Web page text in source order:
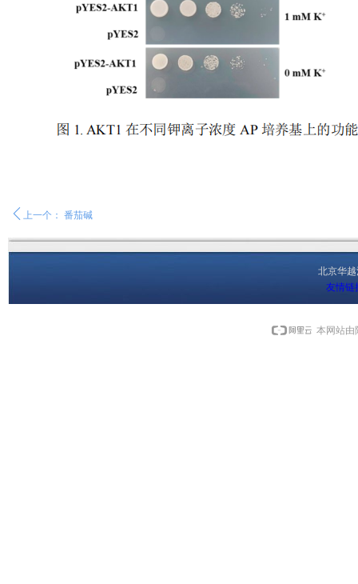
ꄴ 上一个： 番茄碱
北京华
友情链
本网站由